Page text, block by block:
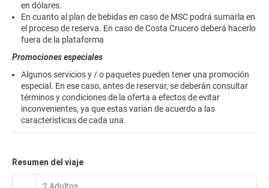
en dólares.
En cuanto al plan de bebidas en caso de MSC podrá sumarla en
el proceso de reserva. En caso de Costa Crucero deberá hacerlo
fuera de la plataforma
Promociones especiales
Algunos servicios y / o paquetes pueden tener una promoción
especial. En ese caso, antes de reservar, se deberán consultar
términos y condiciones de la oferta a efectos de evitar
inconvenientes, ya que estas varían de acuerdo a las
características de cada una.
Resumen del viaje
2 Adultos